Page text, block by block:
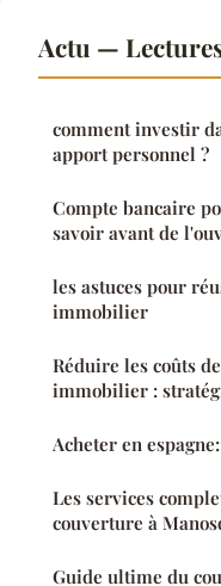
Actu —
comment investir
apport personnel ?
Compte bancaire
savoir avant de
les astuces pour
immobilier
Réduire les coûts
immobilier :
Acheter en
Les services
couverture à
Guide ultime du